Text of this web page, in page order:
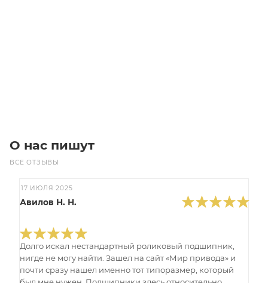
О нас пишут
ВСЕ ОТЗЫВЫ
17 ИЮЛЯ 2025
Авилов Н. Н.
Долго искал нестандартный роликовый подшипник,
нигде не могу найти. Зашел на сайт «Мир привода» и
почти сразу нашел именно тот типоразмер, который